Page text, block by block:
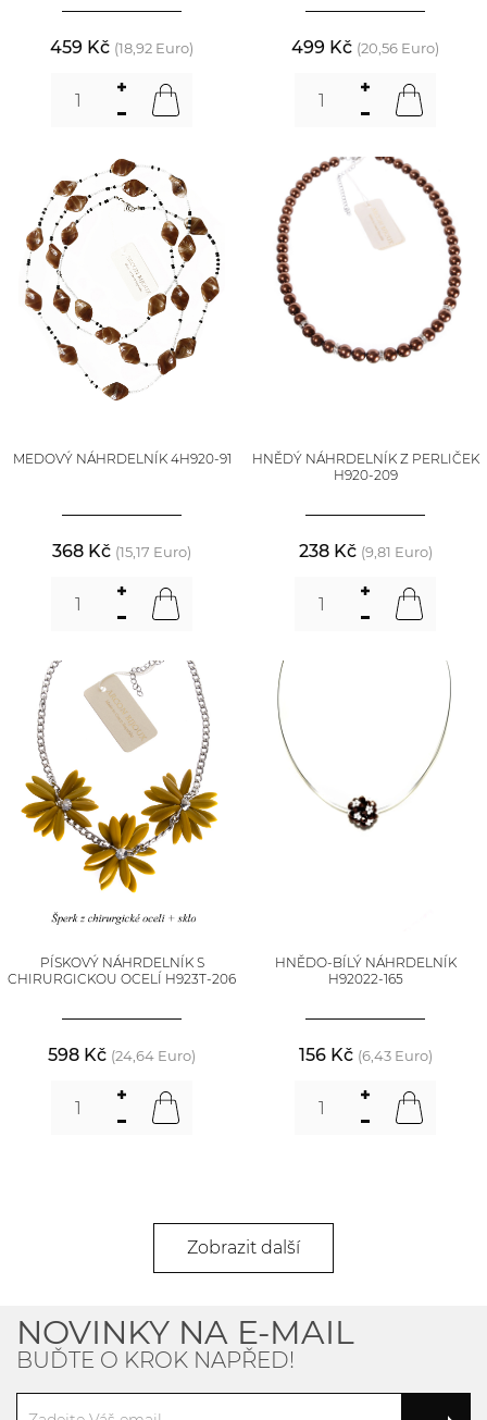
459 Kč (18,92 Euro) 499 Kč (20,56 Euro)
MEDOVÝ NÁHRDELNÍK 4H920-91
368 Kč (15,17 Euro)
HNĚDÝ NÁHRDELNÍK Z PERLIČEK
H920-209
238 Kč (9,81 Euro)
PÍSKOVÝ NÁHRDELNÍK S
CHIRURGICKOU OCELÍ H923T-206
598 Kč (24,64 Euro)
HNĚDO-BÍLÝ NÁHRDELNÍK
H92022-165
156 Kč (6,43 Euro)
Zobrazit další
NOVINKY NA E-MAIL
BUĎTE O KROK NAPŘED!